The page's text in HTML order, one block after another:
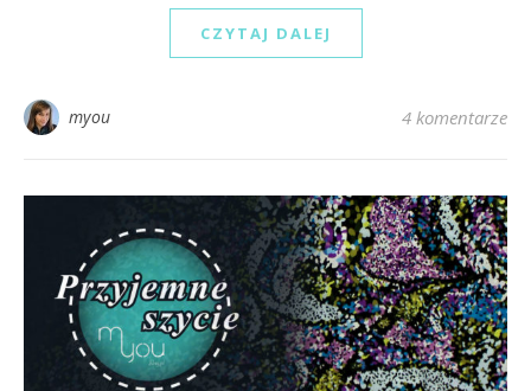
CZYTAJ DALEJ
myou 4 komentarze